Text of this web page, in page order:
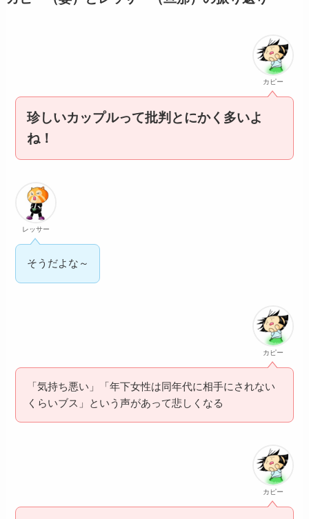
カピー
珍しいカップルって批判とにかく多いよ
ね！
レッサー
そうだよな～
カピー
「気持ち悪い」「年下女性は同年代に相手にされない
くらいブス」という声があって悲しくなる
カピー